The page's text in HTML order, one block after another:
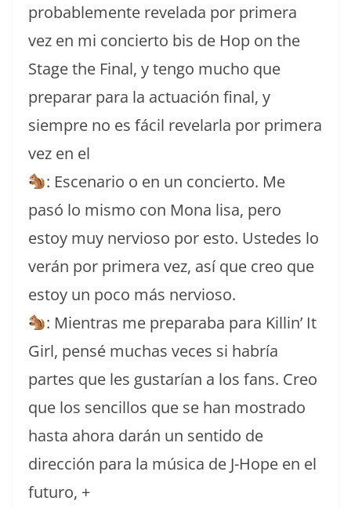
probablemente revelada por primera
vez en mi concierto bis de Hop on the
Stage the Final, y tengo mucho que
preparar para la actuación final, y
siempre no es fácil revelarla por primera
vez en el
: Escenario o en un concierto. Me
pasó lo mismo con Mona lisa, pero
estoy muy nervioso por esto. Ustedes lo
verán por primera vez, así que creo que
estoy un poco más nervioso.
: Mientras me preparaba para Killin’ It
Girl, pensé muchas veces si habría
partes que les gustarían a los fans. Creo
que los sencillos que se han mostrado
hasta ahora darán un sentido de
dirección para la música de J-Hope en el
futuro, +